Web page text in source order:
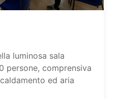
luminosa sala
persone, comprensiva
ed aria